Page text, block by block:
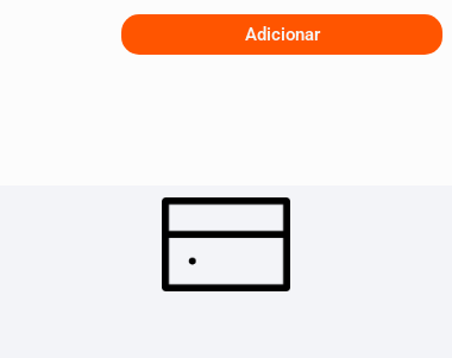
Adicionar